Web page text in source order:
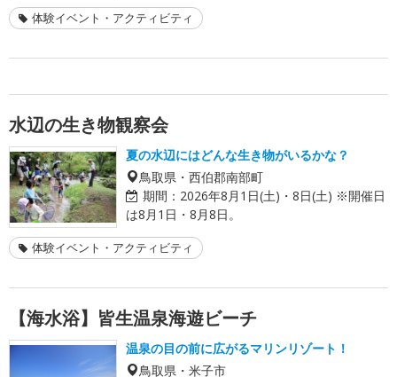
体験イベント・アクティビティ
水辺の生き物観察会
夏の水辺にはどんな生き物がいるかな？
鳥取県・西伯郡南部町
期間： 2026年8月1日(土)・8日(土) ※開催日
は8月1日・8月8日。
体験イベント・アクティビティ
【海水浴】皆生温泉海遊ビーチ
温泉の目の前に広がるマリンリゾート！
鳥取県・米子市